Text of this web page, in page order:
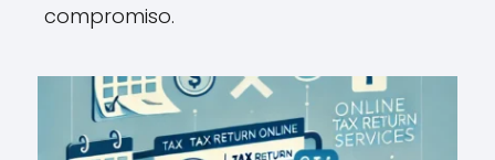
compromiso.